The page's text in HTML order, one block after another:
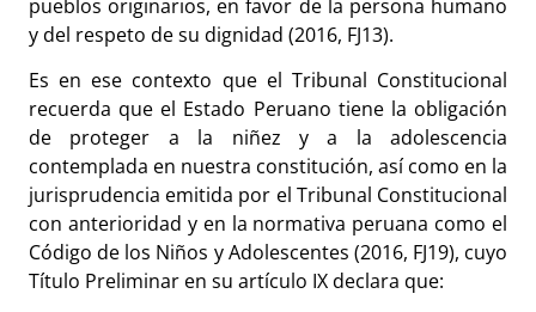
pueblos originarios, en favor de la persona humano
y del respeto de su dignidad (2016, FJ13).
Es en ese contexto que el Tribunal Constitucional
recuerda que el Estado Peruano tiene la obligación
de proteger a la niñez y a la adolescencia
contemplada en nuestra constitución, así como en la
jurisprudencia emitida por el Tribunal Constitucional
con anterioridad y en la normativa peruana como el
Código de los Niños y Adolescentes (2016, FJ19), cuyo
Título Preliminar en su artículo IX declara que: